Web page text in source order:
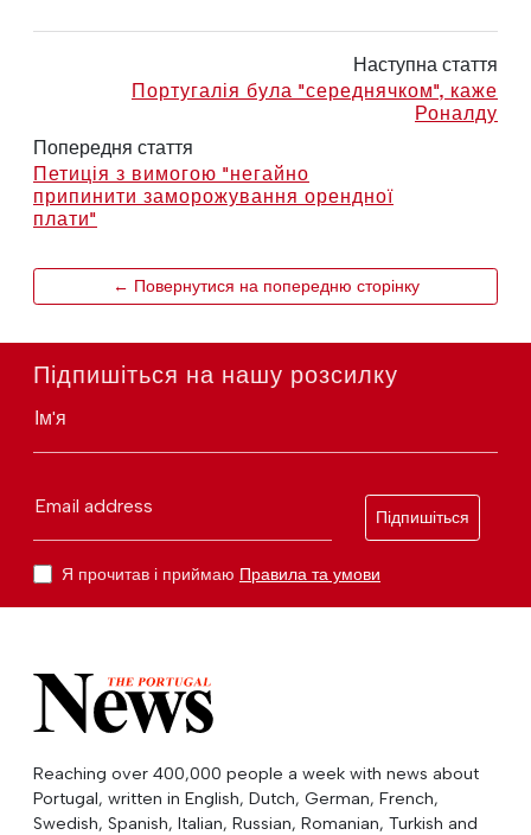
Наступна стаття
Португалія була "середнячком", каже
Роналду
Попередня стаття
Петиція з вимогою "негайно
припинити заморожування орендної
плати"
← Повернутися на попередню сторінку
Підпишіться на нашу розсилку
Ім'я
Email address
Підпишіться
Я прочитав і приймаю Правила та умови
Reaching over 400,000 people a week with news about
Portugal, written in English, Dutch, German, French,
Swedish, Spanish, Italian, Russian, Romanian, Turkish and